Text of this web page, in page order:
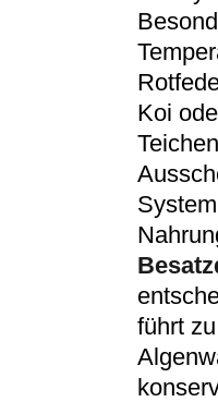
Koi
führt